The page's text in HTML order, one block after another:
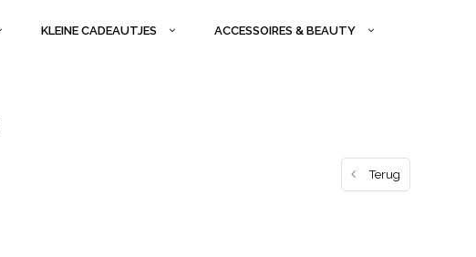
KLEINE CADEAUTJES ACCESSOIRES & BEAUTY
Terug